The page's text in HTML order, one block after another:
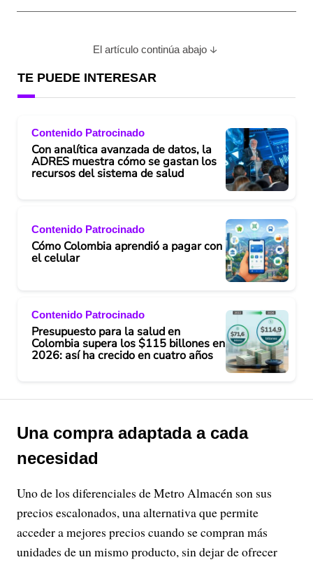
El artículo continúa abajo
TE PUEDE INTERESAR
Contenido Patrocinado
Con analítica avanzada de datos, la
ADRES muestra cómo se gastan los
recursos del sistema de salud
Contenido Patrocinado
Cómo Colombia aprendió a pagar con
el celular
Contenido Patrocinado
Presupuesto para la salud en
Colombia supera los $115 billones en
2026: así ha crecido en cuatro años
Una compra adaptada a cada
necesidad
Uno de los diferenciales de Metro Almacén son sus
precios escalonados, una alternativa que permite
acceder a mejores precios cuando se compran más
unidades de un mismo producto, sin dejar de ofrecer